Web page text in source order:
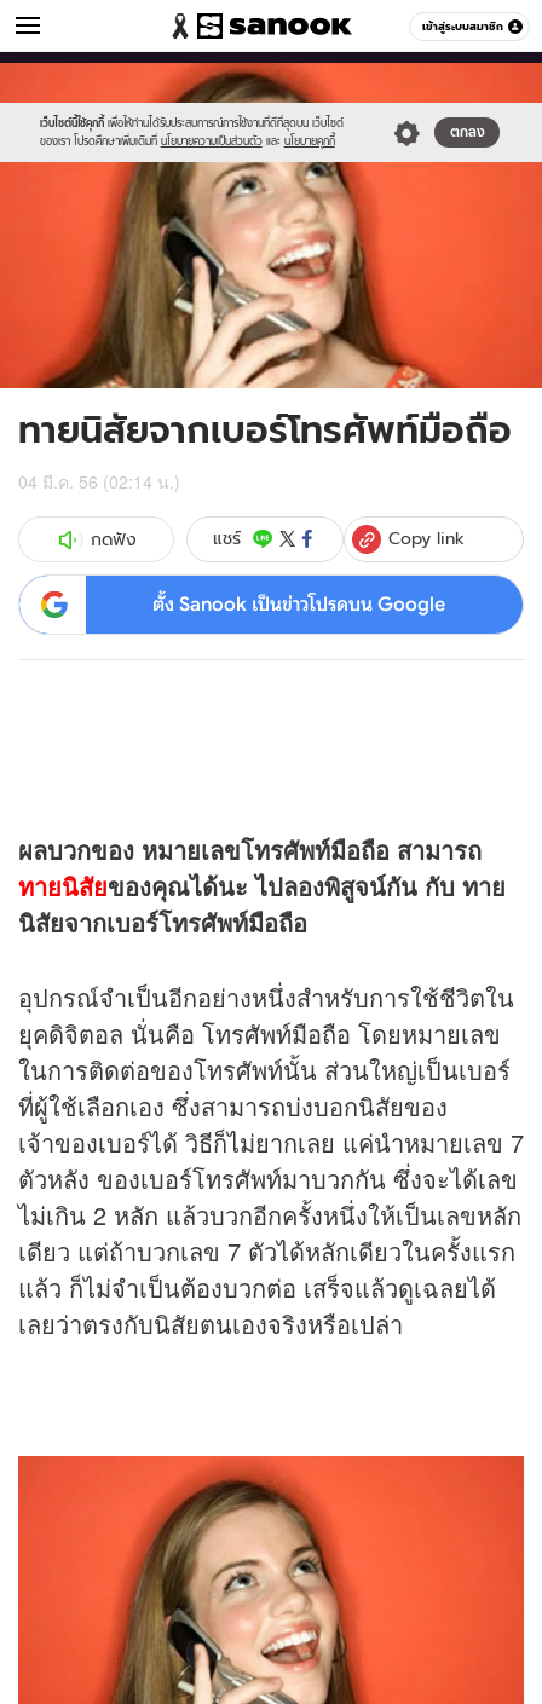
เข้าสู่ระบบสมาชิก
ดูดวง หมวดอื่นๆ
เว็บไซต์นี้ใช้คุกกี้ เพื่อให้ท่านได้รับประสบการณ์การใช้งานที่ดีที่สุดบน เว็บไซต์
ของเรา โปรดศึกษาเพิ่มเติมที่ นโยบายความเป็นส่วนตัว และ นโยบายคุกกี้
ตกลง
//s.isanook.com/sr/0/images/logo-
new-
sanook.png
//s.isanook.com/ho/0/ud/6/34261/m-
1.jpg
ทายนิสัยจากเบอร์โทรศัพท์มือถือ
04 มี.ค. 56 (02:14 น.)
กดฟัง แชร์ Copy link
ตั้ง Sanook เป็นข่าวโปรดบน Google
ผลบวกของ หมายเลขโทรศัพท์มือถือ สามารถ
ทายนิสัยของคุณได้นะ ไปลองพิสูจน์กัน กับ ทาย
นิสัยจากเบอร์โทรศัพท์มือถือ
อุปกรณ์จำเป็นอีกอย่างหนึ่งสำหรับการใช้ชีวิตใน
ยุคดิจิตอล นั่นคือ โทรศัพท์มือถือ โดยหมายเลข
ในการติดต่อของโทรศัพท์นั้น ส่วนใหญ่เป็นเบอร์
ที่ผู้ใช้เลือกเอง ซึ่งสามารถบ่งบอกนิสัยของ
เจ้าของเบอร์ได้ วิธีก็ไม่ยากเลย แค่นำหมายเลข 7
ตัวหลัง ของเบอร์โทรศัพท์มาบวกกัน ซึ่งจะได้เลข
ไม่เกิน 2 หลัก แล้วบวกอีกครั้งหนึ่งให้เป็นเลขหลัก
เดียว แต่ถ้าบวกเลข 7 ตัวได้หลักเดียวในครั้งแรก
แล้ว ก็ไม่จำเป็นต้องบวกต่อ เสร็จแล้วดูเฉลยได้
เลยว่าตรงกับนิสัยตนเองจริงหรือเปล่า